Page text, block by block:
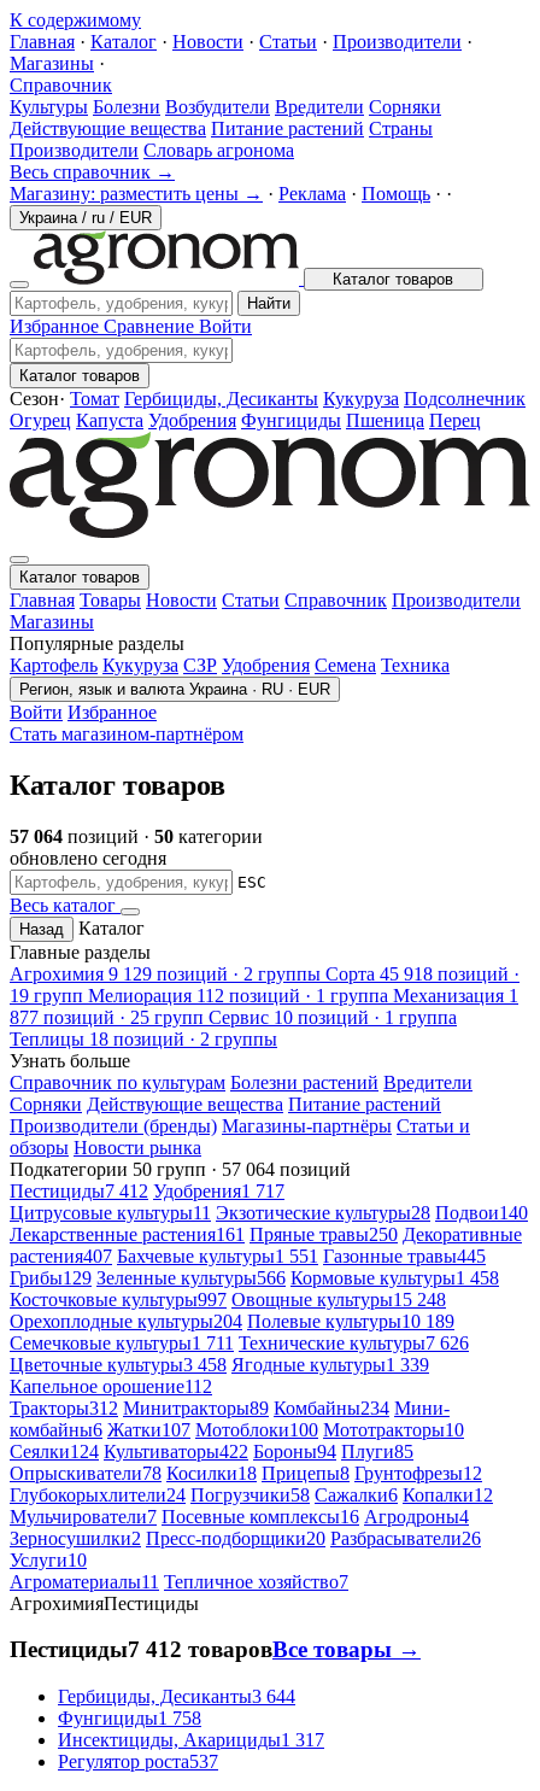
К содержимому
Главная · Каталог · Новости · Статьи · Производители ·
Магазины ·
Справочник
Культуры Болезни Возбудители Вредители Сорняки
Действующие вещества Питание растений Страны
Производители Словарь агронома
Весь справочник →
Магазину: разместить цены → · Реклама · Помощь · ·
Украина / ru / EUR
Каталог товаров
Найти
Избранное Сравнение Войти
Каталог товаров
Сезон· Томат Гербициды, Десиканты Кукуруза Подсолнечник
Огурец Капуста Удобрения Фунгициды Пшеница Перец
Каталог товаров
Главная Товары Новости Статьи Справочник Производители
Магазины
Популярные разделы
Картофель Кукуруза СЗР Удобрения Семена Техника
Регион, язык и валюта Украина · RU · EUR
Войти Избранное
Стать магазином-партнёром
Каталог товаров
57 064 позиций · 50 категории
обновлено сегодня
ESC
Весь каталог
Назад
Каталог
Главные разделы
Агрохимия 9 129 позиций · 2 группы Сорта 45 918 позиций ·
19 групп Мелиорация 112 позиций · 1 группа Механизация 1
877 позиций · 25 групп Сервис 10 позиций · 1 группа
Теплицы 18 позиций · 2 группы
Узнать больше
Справочник по культурам Болезни растений Вредители
Сорняки Действующие вещества Питание растений
Производители (бренды) Магазины-партнёры Статьи и
обзоры Новости рынка
Подкатегории 50 групп · 57 064 позиций
Пестициды7 412 Удобрения1 717
Цитрусовые культуры11 Экзотические культуры28 Подвои140
Лекарственные растения161 Пряные травы250 Декоративные
растения407 Бахчевые культуры1 551 Газонные травы445
Грибы129 Зеленные культуры566 Кормовые культуры1 458
Косточковые культуры997 Овощные культуры15 248
Орехоплодные культуры204 Полевые культуры10 189
Семечковые культуры1 711 Технические культуры7 626
Цветочные культуры3 458 Ягодные культуры1 339
Капельное орошение112
Тракторы312 Минитракторы89 Комбайны234 Мини-
комбайны6 Жатки107 Мотоблоки100 Мототракторы10
Сеялки124 Культиваторы422 Бороны94 Плуги85
Опрыскиватели78 Косилки18 Прицепы8 Грунтофрезы12
Глубокорыхлители24 Погрузчики58 Сажалки6 Копалки12
Мульчирователи7 Посевные комплексы16 Агродроны4
Зерносушилки2 Пресс-подборщики20 Разбрасыватели26
Услуги10
Агроматериалы11 Тепличное хозяйство7
АгрохимияПестициды
Пестициды7 412 товаровВсе товары →
Гербициды, Десиканты3 644
Фунгициды1 758
Инсектициды, Акарициды1 317
Регулятор роста537